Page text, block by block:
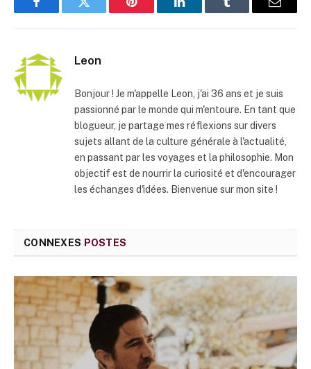
FacebookTwitter Pinterest LinkedInTumblr
E-
Leon
Bonjour ! Je m'appelle Leon, j'ai 36 ans et je suis
passionné par le monde qui m'entoure. En tant que
blogueur, je partage mes réflexions sur divers
sujets allant de la culture générale à l'actualité,
en passant par les voyages et la philosophie. Mon
objectif est de nourrir la curiosité et d'encourager
les échanges d'idées. Bienvenue sur mon site !
CONNEXES POSTES